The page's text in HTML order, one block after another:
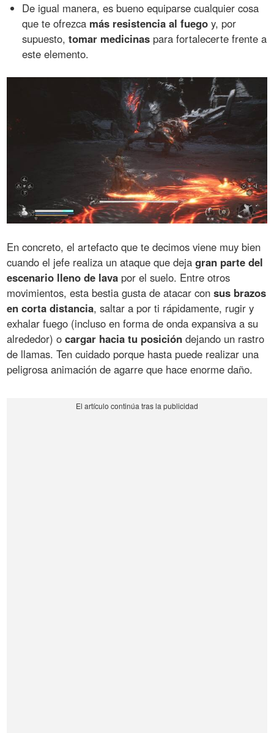
De igual manera, es bueno equiparse cualquier cosa
que te ofrezca más resistencia al fuego y, por
supuesto,tomar medicinas para fortalecerte frente a
este elemento.
En concreto, el artefacto que te decimos viene muy bien
cuando el jefe realiza un ataque que dejagran parte del
escenario lleno de lava por el suelo. Entre otros
movimientos, esta bestia gusta de atacar consus brazos
en corta distancia, saltar a por ti rápidamente, rugir y
exhalar fuego (incluso en forma de onda expansiva a su
alrededor) ocargar hacia tu posición dejando un rastro
de llamas. Ten cuidado porque hasta puede realizar una
peligrosa animación de agarre que hace enorme daño.